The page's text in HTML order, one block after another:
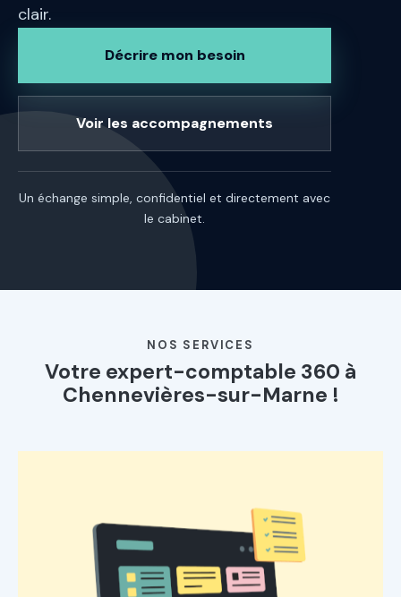
clair.
Décrire mon besoin
Voir les accompagnements
Un échange simple, confidentiel et directement avec
le cabinet.
NOS SERVICES
Votre expert-comptable 360 à
Chennevières-sur-Marne !